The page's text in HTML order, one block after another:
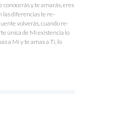
conocerás y te amarás, eres
las diferencias te re-
volverás, cuando re-
única de Mi existencia lo
a Mí y te amas a Ti, lo